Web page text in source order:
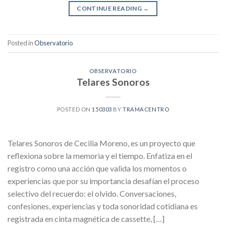
CONTINUE READING →
Posted inObservatorio
OBSERVATORIO
Telares Sonoros
POSTED ON 150303 BYTRAMACENTRO
Telares Sonoros de Cecilia Moreno, es un proyecto que
reflexiona sobre la memoria y el tiempo. Enfatiza en el
registro como una acción que valida los momentos o
experiencias que por su importancia desafían el proceso
selectivo del recuerdo: el olvido. Conversaciones,
confesiones, experiencias y toda sonoridad cotidiana es
registrada en cinta magnética de cassette, […]